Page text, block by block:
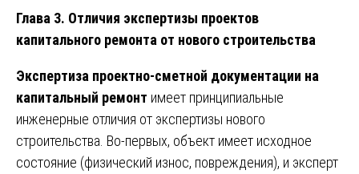
Глава 3. Отличия экспертизы проектов
капитального ремонта от нового строительства
Экспертиза проектно-сметной документации на
капитальный ремонт имеет принципиальные
инженерные отличия от экспертизы нового
строительства. Во-первых, объект имеет исходное
состояние (физический износ, повреждения), и эксперт